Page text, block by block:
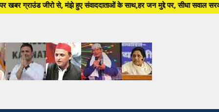
मंझे हुए संवाददाताओं के साथ,हर जन मुद्दे पर, सीधा सवाल सरकार से